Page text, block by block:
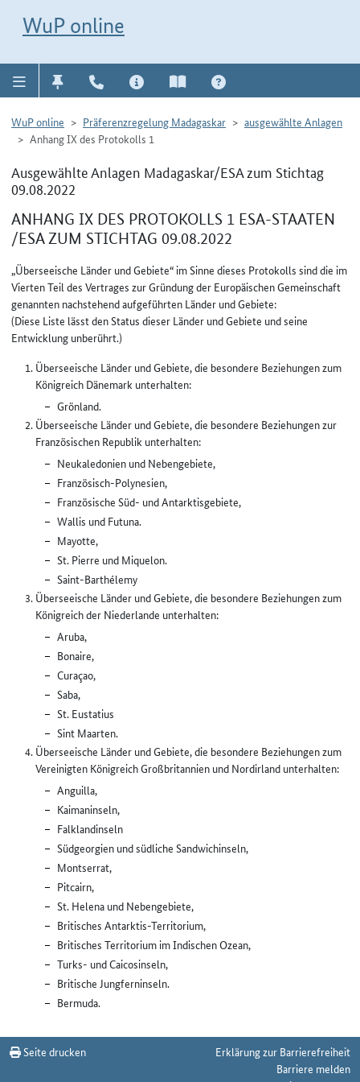
WuP online
WuP online Präferenzregelung Madagaskar
ausgewählte Anlagen
Anhang IX des Protokolls 1
Ausgewählte Anlagen Madagaskar/ESA zum Stichtag
09.08.2022
ANHANG IX DES PROTOKOLLS 1 ESA-STAATEN
/ESA ZUM STICHTAG 09.08.2022
„Überseeische Länder und Gebiete“ im Sinne dieses Protokolls sind die im
Vierten Teil des Vertrages zur Gründung der Europäischen Gemeinschaft
genannten nachstehend aufgeführten Länder und Gebiete:
(Diese Liste lässt den Status dieser Länder und Gebiete und seine
Entwicklung unberührt.)
Überseeische Länder und Gebiete, die besondere Beziehungen zum
Königreich Dänemark unterhalten:
Grönland.
Überseeische Länder und Gebiete, die besondere Beziehungen zur
Französischen Republik unterhalten:
Neukaledonien und Nebengebiete,
Französisch-Polynesien,
Französische Süd- und Antarktisgebiete,
Wallis und Futuna.
Mayotte,
St. Pierre und Miquelon.
Saint-Barthélemy
Überseeische Länder und Gebiete, die besondere Beziehungen zum
Königreich der Niederlande unterhalten:
Aruba,
Bonaire,
Curaçao,
Saba,
St. Eustatius
Sint Maarten.
Überseeische Länder und Gebiete, die besondere Beziehungen zum
Vereinigten Königreich Großbritannien und Nordirland unterhalten:
Anguilla,
Kaimaninseln,
Falklandinseln
Südgeorgien und südliche Sandwichinseln,
Montserrat,
Pitcairn,
St. Helena und Nebengebiete,
Britisches Antarktis-Territorium,
Britisches Territorium im Indischen Ozean,
Turks- und Caicosinseln,
Britische Jungferninseln.
Bermuda.
Seite drucken
Erklärung zur Barrierefreiheit
Barriere melden